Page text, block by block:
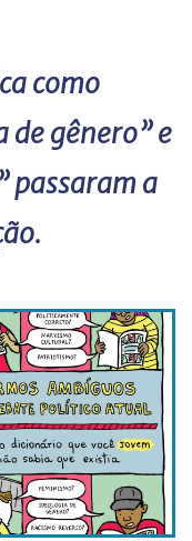
como
de gênero” e
passaram a